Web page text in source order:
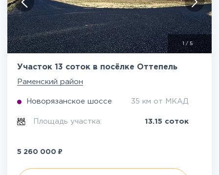
1 / 5
Участок 13 соток в посёлке Оттепель
Раменский район
Новорязанское шоссе 35 км от МКАД
Площадь участка: 13.15 соток
5 260 000 ₽